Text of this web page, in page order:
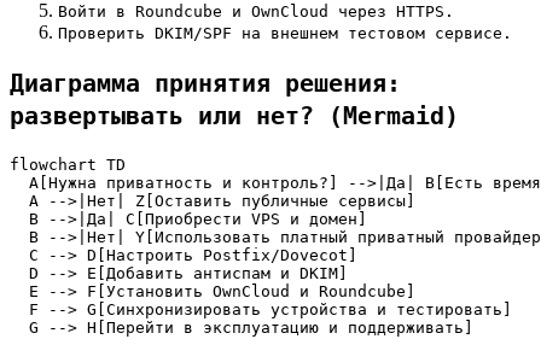
Войти в Roundcube и OwnCloud через HTTPS.
Проверить DKIM/SPF на внешнем тестовом сервисе.
Диаграмма принятия решения:
развертывать или нет? (Mermaid)
flowchart TD
A[Нужна приватность и контроль?] -->|Да| B[Есть
  A -->|Нет| Z[Оставить публичные сервисы]
  B -->|Да| C[Приобрести VPS и домен]
B -->|Нет| Y[Использовать платный приватный
  C --> D[Настроить Postfix/Dovecot]
  D --> E[Добавить антиспам и DKIM]
  E --> F[Установить OwnCloud и Roundcube]
  F --> G[Синхронизировать устройства и тестировать]
  G --> H[Перейти в эксплуатацию и поддерживать]